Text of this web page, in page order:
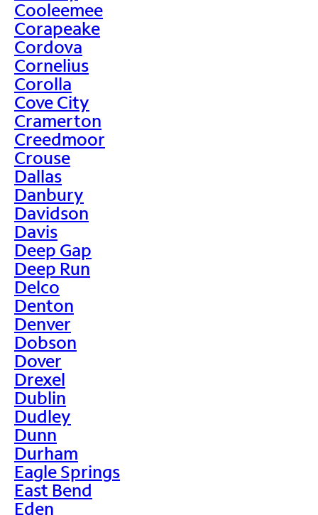
Cooleemee
Corapeake
Cordova
Cornelius
Corolla
Cove City
Cramerton
Creedmoor
Crouse
Dallas
Danbury
Davidson
Davis
Deep Gap
Deep Run
Delco
Denton
Denver
Dobson
Dover
Drexel
Dublin
Dudley
Dunn
Durham
Eagle Springs
East Bend
Eden